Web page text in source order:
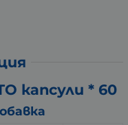
капсули * 60